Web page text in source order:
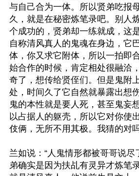
与自己合为一体。所以贤弟吃报
久，就是在秘密炼笔录吧。别人
个成功的，贤弟却一练就成，这
自称清风真人的鬼魂在身边，它
体，你又求它附体，所以一拍即
始合作的时候，肯定相处很融洽
奇了，想传给贤侄们。但是鬼附
处，时间久了它自然就暴露出想
鬼的本性就是要人死，甚至鬼妄
以占据人的躯壳，所以它对你使
伎俩，无所不用其极。我猜的对
兰如说：“人鬼情形都被哥哥说尽
弟确实是因为扶乩有灵异才炼笔